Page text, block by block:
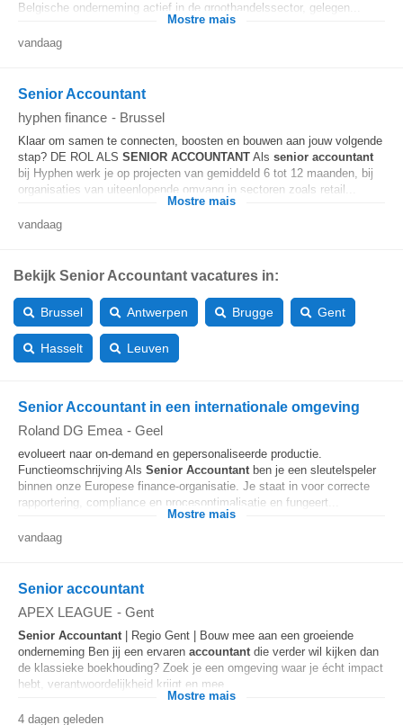
Belgische onderneming actief in de groothandelssector, gelegen...
Mostre mais
vandaag
Senior Accountant
hyphen finance - Brussel
Klaar om samen te connecten, boosten en bouwen aan jouw volgende
stap? DE ROL ALS SENIOR ACCOUNTANT Als senior accountant
bij Hyphen werk je op projecten van gemiddeld 6 tot 12 maanden, bij
organisaties van uiteenlopende omvang in sectoren zoals retail...
Mostre mais
vandaag
Bekijk Senior Accountant vacatures in:
Brussel Antwerpen Brugge Gent
Hasselt Leuven
Senior Accountant in een internationale omgeving
Roland DG Emea - Geel
evolueert naar on-demand en gepersonaliseerde productie.
Functieomschrijving Als Senior Accountant ben je een sleutelspeler
binnen onze Europese finance-organisatie. Je staat in voor correcte
rapportering, compliance en procesoptimalisatie en fungeert...
Mostre mais
vandaag
Senior accountant
APEX LEAGUE - Gent
Senior Accountant| Regio Gent | Bouw mee aan een groeiende
onderneming Ben jij een ervaren accountant die verder wil kijken dan
de klassieke boekhouding? Zoek je een omgeving waar je écht impact
hebt, verantwoordelijkheid krijgt en mee...
Mostre mais
4 dagen geleden